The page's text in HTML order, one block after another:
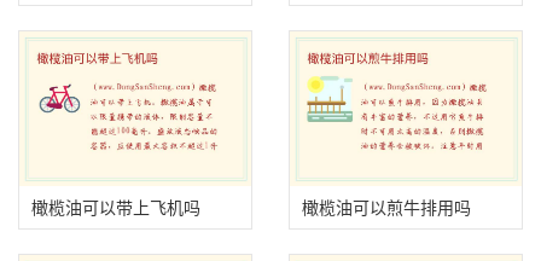
橄榄油可以带上飞机吗 橄榄油可以煎牛排用吗